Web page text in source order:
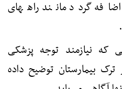
گردد مانند راههای
که نیازمند توجه پزشکی
بیمارستان توضیح داده